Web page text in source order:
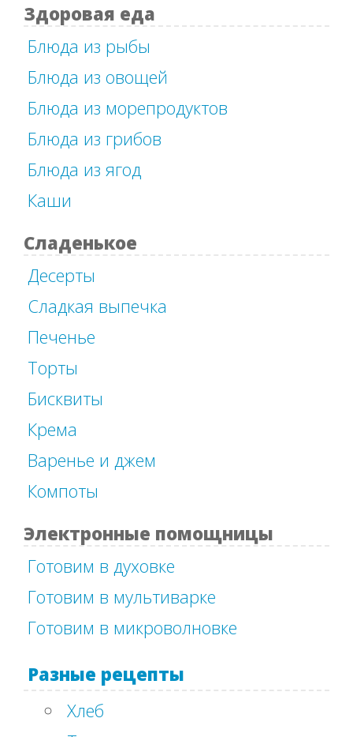
Здоровая еда
Блюда из рыбы
Блюда из овощей
Блюда из морепродуктов
Блюда из грибов
Блюда из ягод
Каши
Сладенькое
Десерты
Сладкая выпечка
Печенье
Торты
Бисквиты
Крема
Варенье и джем
Компоты
Электронные помощницы
Готовим в духовке
Готовим в мультиварке
Готовим в микроволновке
Разные рецепты
Хлеб